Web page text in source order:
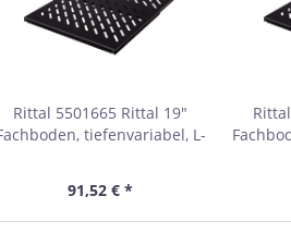
Rittal 5501665 Rittal 19"
tiefenvariabel, L-
Ebenenabstand 600-900 mm,
Schwarz RAL9005
91,52 € *
mm, 1